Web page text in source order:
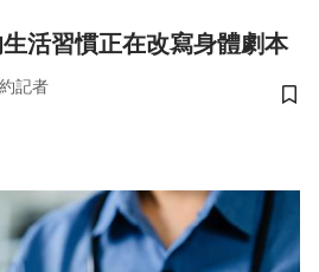
命運 你的生活習慣正在改寫身體劇本
記者
儲